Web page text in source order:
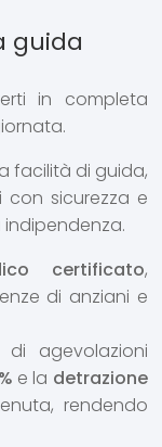
guida
in completa
facilità di guida,
sicurezza e
certificato,
di anziani e
di agevolazioni
e la detrazione
rendendo